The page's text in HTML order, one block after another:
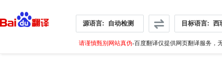
源语言: 自动检测 目标语言: 西
请谨慎甄别网站真伪-百度翻译仅提供网页翻译服务，